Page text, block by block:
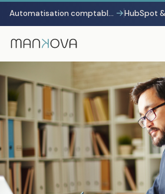
Automatisation comptable avec Pennylane : transformer la charge administrative en avantage stratégique →